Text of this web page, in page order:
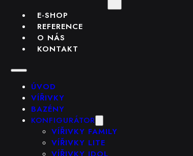
E-SHOP
REFERENCE
O NÁS
KONTAKT
ÚVOD
VÍŘIVKY
BAZÉNY
KONFIGURÁTOR
VÍŘIVKY FAMILY
VÍŘIVKY LITE